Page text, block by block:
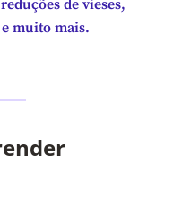
de vieses,
muito mais.